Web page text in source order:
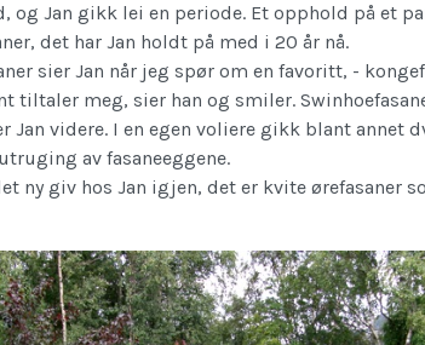
og Jan gikk lei en periode. Et opphold på et
det har Jan holdt på med i 20 år nå.
sier Jan når jeg spør om en favoritt, -
tiltaler meg, sier han og smiler.
videre. I en egen voliere gikk blant annet
av fasaneeggene.
ny giv hos Jan igjen, det er kvite ørefasaner